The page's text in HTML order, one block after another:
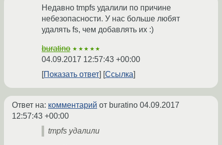
Недавно tmpfs удалили по причине
небезопасности. У нас больше любят
удалять fs, чем добавлять их :)
buratino ★★★★★
04.09.2017 12:57:43 +00:00
Показать ответ
Ссылка
Ответ на: комментарий от buratino 04.09.2017
12:57:43 +00:00
tmpfs удалили